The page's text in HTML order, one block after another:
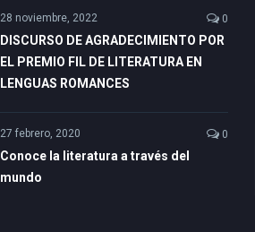
28 noviembre, 2022 0
DISCURSO DE AGRADECIMIENTO POR
EL PREMIO FIL DE LITERATURA EN
LENGUAS ROMANCES
27 febrero, 2020 0
Conoce la literatura a través del
mundo